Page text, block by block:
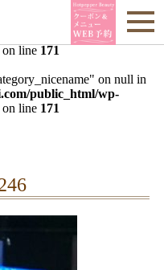
wishblue/chouette-
on line 171
on null in
public_html/wp-
on line 171